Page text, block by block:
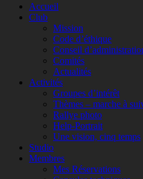
Accueil
Club
Mission
Code d’éthique
Conseil
Comités
Actualités
Activités
Groupes d’intérêt
Thèmes – marche à
Rallye photo
Help-Portrait
Une vision, cinq temps
Studio
Membres
Mes Réservations